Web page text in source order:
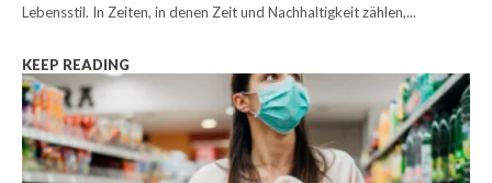
Lebensstil. In Zeiten, in denen Zeit und Nachhaltigkeit zählen,...
KEEP READING